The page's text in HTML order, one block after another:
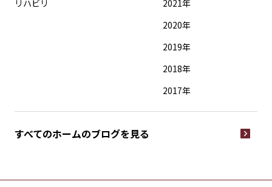
リハビリ
2021年
2020年
2019年
2018年
2017年
すべてのホームのブログを見る